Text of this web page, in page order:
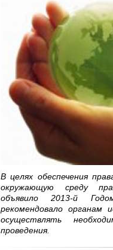
В целях обеспечения
окружающую среду
объявило 2013-й
рекомендовало органам
осуществлять
проведения.